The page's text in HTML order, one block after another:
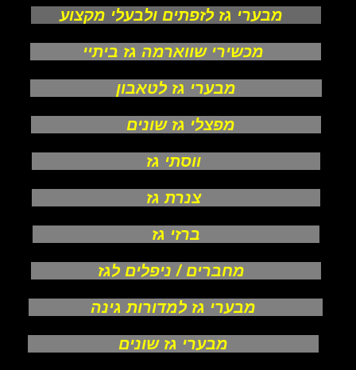
מבערי גז לזפתים ולבעלי מקצוע
מכשירי שווארמה גז ביתיי
מבערי גז לטאבון
מפצלי גז שונים
ווסתי גז
צנרת גז
ברזי גז
מחברים / ניפלים לגז
מבערי גז למדורות גינה
מבערי גז שונים